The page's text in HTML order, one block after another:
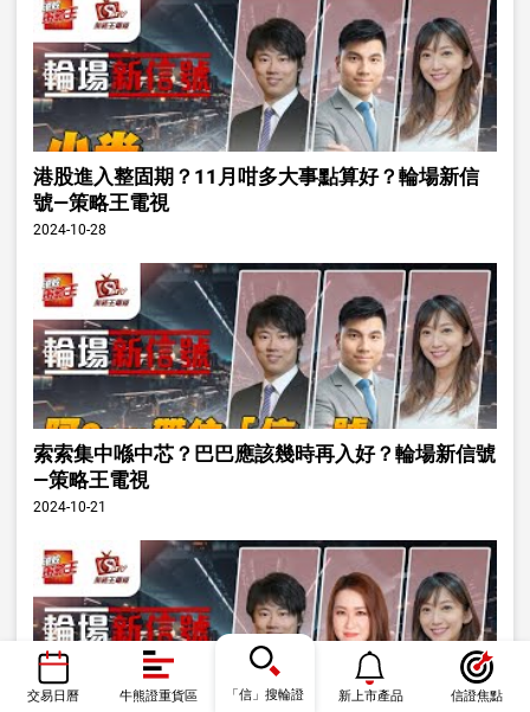
港股進入整固期？11月咁多大事點算好？輪場新信
號—策略王電視
2024-10-28
索索集中喺中芯？巴巴應該幾時再入好？輪場新信號
—策略王電視
2024-10-21
交易日曆 牛熊證重貨區 「信」搜輪證 新上市產品 信證焦點